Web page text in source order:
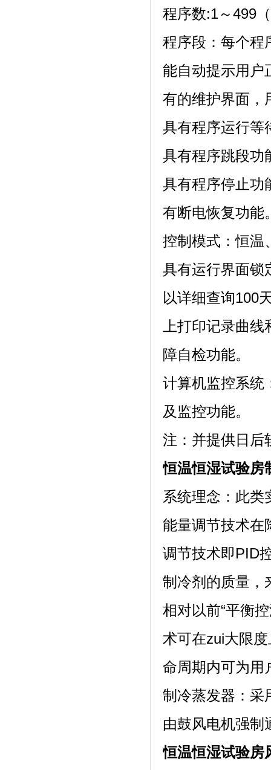
程序数:1～499（
程序段：每个
能自动提示用户正
有的维护界面
具有程序运行等待功
具有程序跳段功能
具有程序停止功能
有断电恢复功能
控制模式：恒温
具有运行界面锁定
以详细查询100天
上打印记录曲
障自检功能。
计算机监控系统
及监控功能。
注：并提供日
恒温恒湿试验房
系统理念：此
能量调节技术在
调节技术即PID
制冷剂的质量
相对以前“平衡控
术可在zui大限度
命周期内可为用
制冷蒸发器：
由鼓风电机强制通
恒温恒湿试验房